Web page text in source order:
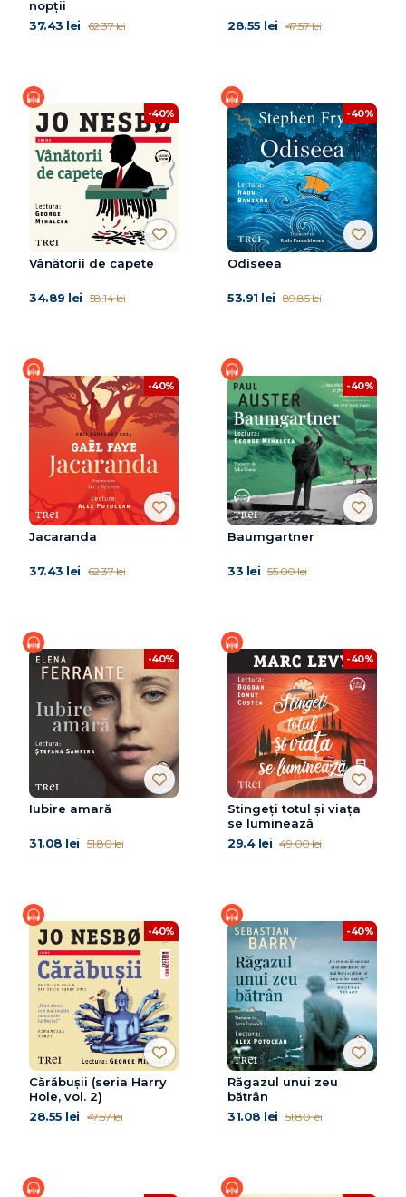
nopții
37.43 lei 62.37 lei 28.55 lei 47.57 lei
-40%
Vânătorii de capete
34.89 lei 58.14 lei
-40%
Odiseea
53.91 lei 89.85 lei
-40%
Jacaranda
37.43 lei 62.37 lei
-40%
Baumgartner
33 lei 55.00 lei
-40%
Iubire amară
31.08 lei 51.80 lei
-40%
Stingeți totul și viața
se luminează
29.4 lei 49.00 lei
-40%
Cărăbușii (seria Harry
Hole, vol. 2)
28.55 lei 47.57 lei
-40%
Răgazul unui zeu
bătrân
31.08 lei 51.80 lei